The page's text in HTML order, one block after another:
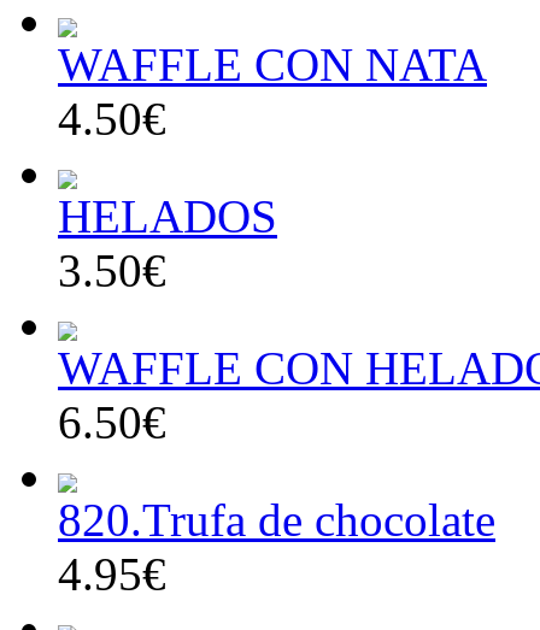
WAFFLE CON NATA
4.50€
HELADOS
3.50€
WAFFLE CON
6.50€
820.Trufa de chocolate
4.95€